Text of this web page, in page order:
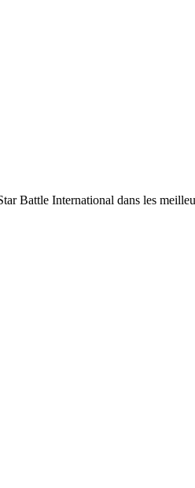
Battle International dans les